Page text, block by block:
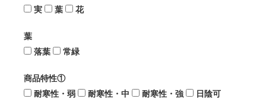
実
葉 花
葉
落葉
常緑
商品特性①
耐寒性・弱
耐寒性・中 耐寒性・強
日陰可